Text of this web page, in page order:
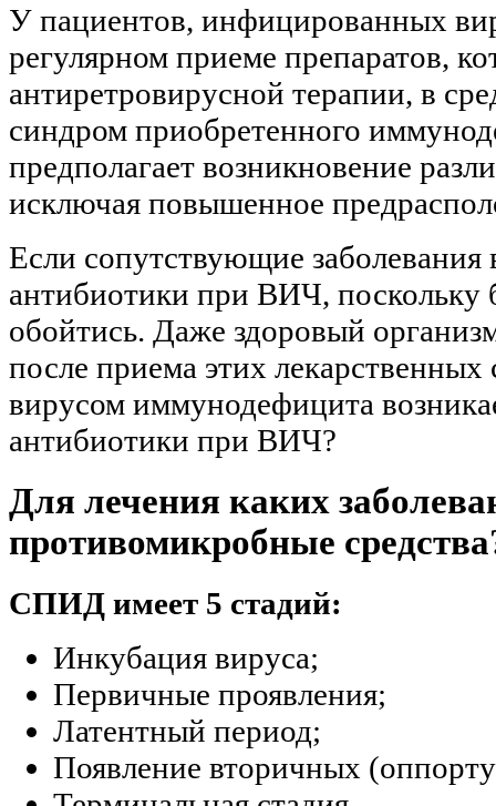
У пациентов, инфицированных
регулярном приеме препаратов,
антиретровирусной терапии, в
синдром приобретенного
предполагает возникновение
исключая повышенное
Если сопутствующие заболевания
антибиотики при ВИЧ, поскольку
обойтись. Даже здоровый
после приема этих
вирусом иммунодефицита
антибиотики при ВИЧ?
Для лечения каких
противомикробные
СПИД имеет 5 стадий:
Инкубация вируса;
Первичные проявления;
Латентный период;
Появление вторичных